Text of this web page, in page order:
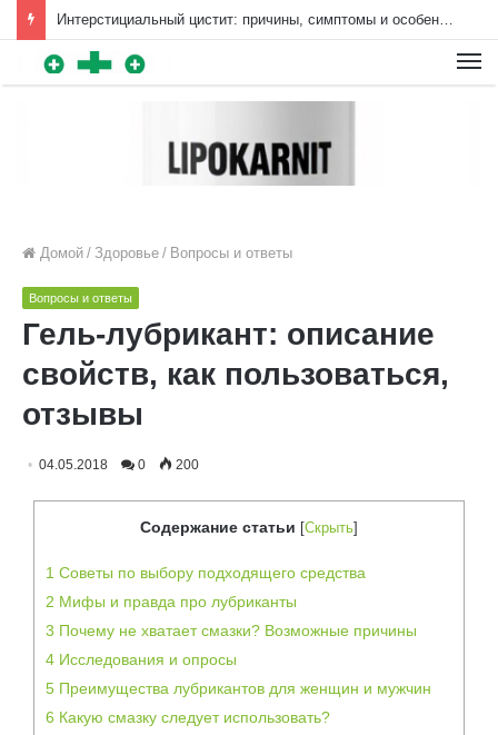
Интерстициальный цистит: причины, симптомы и особенности лечения | Diet4Health.ru
Домой / Здоровье / Вопросы и ответы
Вопросы и ответы
Гель-лубрикант: описание
свойств, как пользоваться,
отзывы
04.05.2018 0 200
Содержание статьи [Скрыть]
1 Советы по выбору подходящего средства
2 Мифы и правда про лубриканты
3 Почему не хватает смазки? Возможные причины
4 Исследования и опросы
5 Преимущества лубрикантов для женщин и мужчин
6 Какую смазку следует использовать?
Для любых предложений по